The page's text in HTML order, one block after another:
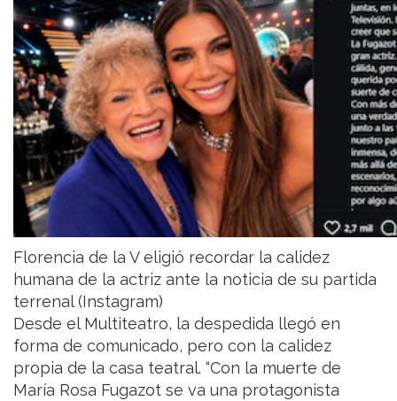
Florencia de la V eligió recordar la calidez
humana de la actriz ante la noticia de su partida
terrenal (Instagram)
Desde el Multiteatro, la despedida llegó en
forma de comunicado, pero con la calidez
propia de la casa teatral. “Con la muerte de
María Rosa Fugazot se va una protagonista